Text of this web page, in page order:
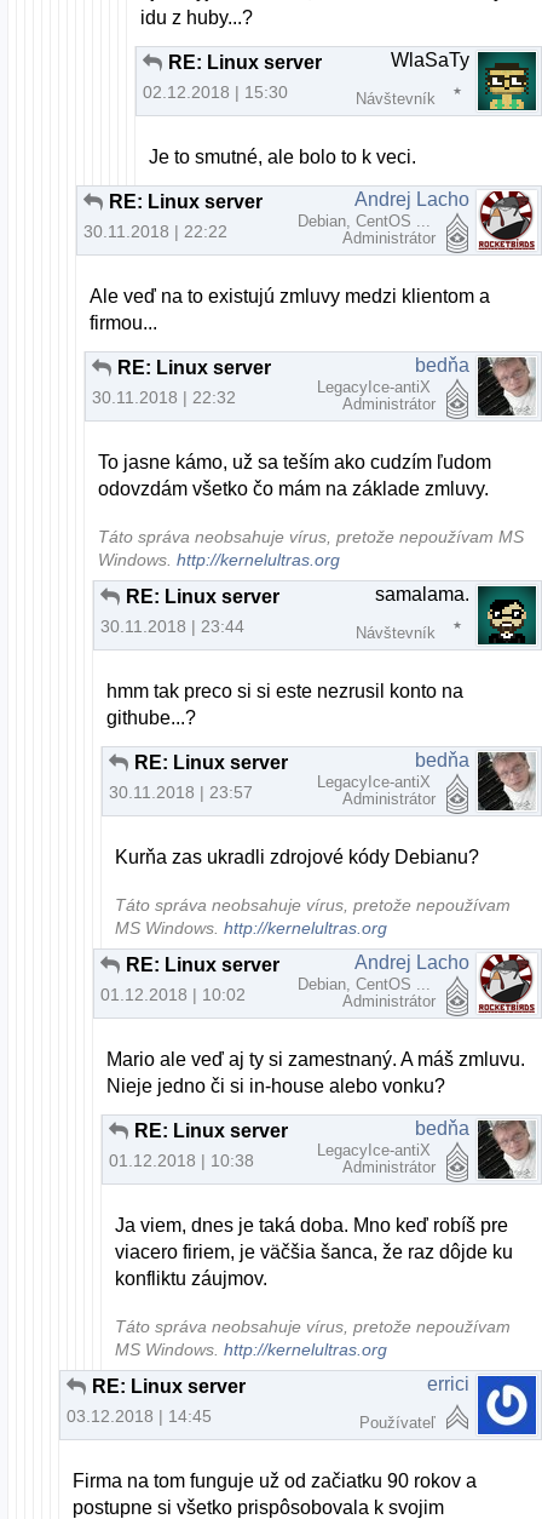
idu z huby...?
RE: Linux server
02.12.2018 | 15:30
WlaSaTy
Návštevník
Je to smutné, ale bolo to k veci.
RE: Linux server
30.11.2018 | 22:22
Andrej Lacho
Debian, CentOS ...
Administrátor
Ale veď na to existujú zmluvy medzi klientom a
firmou...
RE: Linux server
30.11.2018 | 22:32
bedňa
LegacyIce-antiX
Administrátor
To jasne kámo, už sa teším ako cudzím ľudom
odovzdám všetko čo mám na základe zmluvy.
Táto správa neobsahuje vírus, pretože nepoužívam MS
Windows.http://kernelultras.org
RE: Linux server
30.11.2018 | 23:44
samalama.
Návštevník
hmm tak preco si si este nezrusil konto na
githube...?
RE: Linux server
30.11.2018 | 23:57
bedňa
LegacyIce-antiX
Administrátor
Kurňa zas ukradli zdrojové kódy Debianu?
Táto správa neobsahuje vírus, pretože nepoužívam
MS Windows.http://kernelultras.org
RE: Linux server
01.12.2018 | 10:02
Andrej Lacho
Debian, CentOS ...
Administrátor
Mario ale veď aj ty si zamestnaný. A máš zmluvu.
Nieje jedno či si in-house alebo vonku?
RE: Linux server
01.12.2018 | 10:38
bedňa
LegacyIce-antiX
Administrátor
Ja viem, dnes je taká doba. Mno keď robíš pre
viacero firiem, je väčšia šanca, že raz dôjde ku
konfliktu záujmov.
Táto správa neobsahuje vírus, pretože nepoužívam
MS Windows.http://kernelultras.org
RE: Linux server
03.12.2018 | 14:45
errici
Používateľ
Firma na tom funguje už od začiatku 90 rokov a
postupne si všetko prispôsobovala k svojim